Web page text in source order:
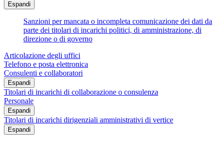
Espandi
Sanzioni per mancata o incompleta comunicazione dei dati da
parte dei titolari di incarichi politici, di amministrazione, di
direzione o di governo
Articolazione degli uffici
Telefono e posta elettronica
Consulenti e collaboratori
Espandi
Titolari di incarichi di collaborazione o consulenza
Personale
Espandi
Titolari di incarichi dirigenziali amministrativi di vertice
Espandi